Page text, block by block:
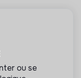
de
de
et sa
association,
ou se